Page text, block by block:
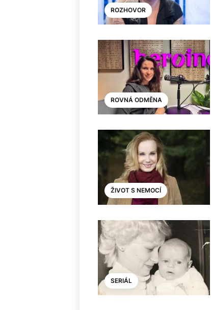
ROZHOVOR
ROVNÁ ODMĚNA
ŽIVOT S NEMOCÍ
SERIÁL